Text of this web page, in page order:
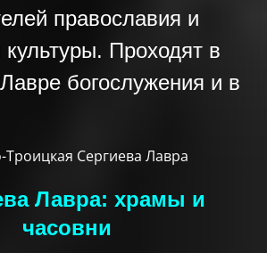
православия и
культуры. Проходят в
богослужения и в
Лавра: храмы и
часовни